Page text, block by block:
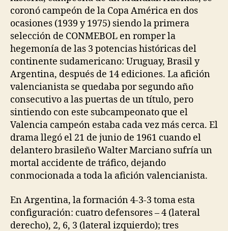
coronó campeón de la Copa América en dos
ocasiones (1939 y 1975) siendo la primera
selección de CONMEBOL en romper la
hegemonía de las 3 potencias históricas del
continente sudamericano: Uruguay, Brasil y
Argentina, después de 14 ediciones. La afición
valencianista se quedaba por segundo año
consecutivo a las puertas de un título, pero
sintiendo con este subcampeonato que el
Valencia campeón estaba cada vez más cerca. El
drama llegó el 21 de junio de 1961 cuando el
delantero brasileño Walter Marciano sufría un
mortal accidente de tráfico, dejando
conmocionada a toda la afición valencianista.
En Argentina, la formación 4-3-3 toma esta
configuración: cuatro defensores – 4 (lateral
derecho), 2, 6, 3 (lateral izquierdo); tres